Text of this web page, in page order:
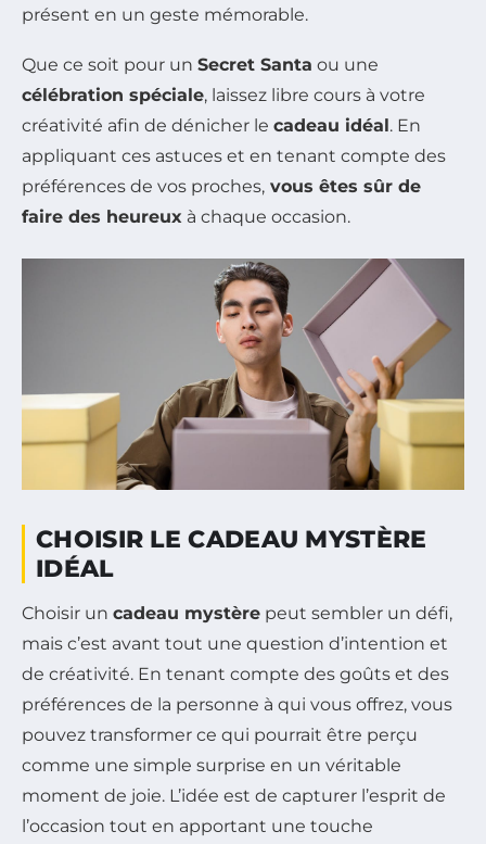
présent en un geste mémorable.
Que ce soit pour un Secret Santa ou une
célébration spéciale, laissez libre cours à votre
créativité afin de dénicher le cadeau idéal. En
appliquant ces astuces et en tenant compte des
préférences de vos proches, vous êtes sûr de
faire des heureux à chaque occasion.
CHOISIR LE CADEAU MYSTÈRE
IDÉAL
Choisir un cadeau mystère peut sembler un défi,
mais c’est avant tout une question d’intention et
de créativité. En tenant compte des goûts et des
préférences de la personne à qui vous offrez, vous
pouvez transformer ce qui pourrait être perçu
comme une simple surprise en un véritable
moment de joie. L’idée est de capturer l’esprit de
l’occasion tout en apportant une touche